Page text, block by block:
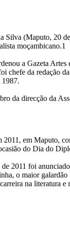
Silva (Maputo, 20
moçambicano.1
a Gazeta Artes
chefe da redação
1987.
da direcção da
2011, em Maputo,
do Dia do
2011 foi
o maior
na literatura e